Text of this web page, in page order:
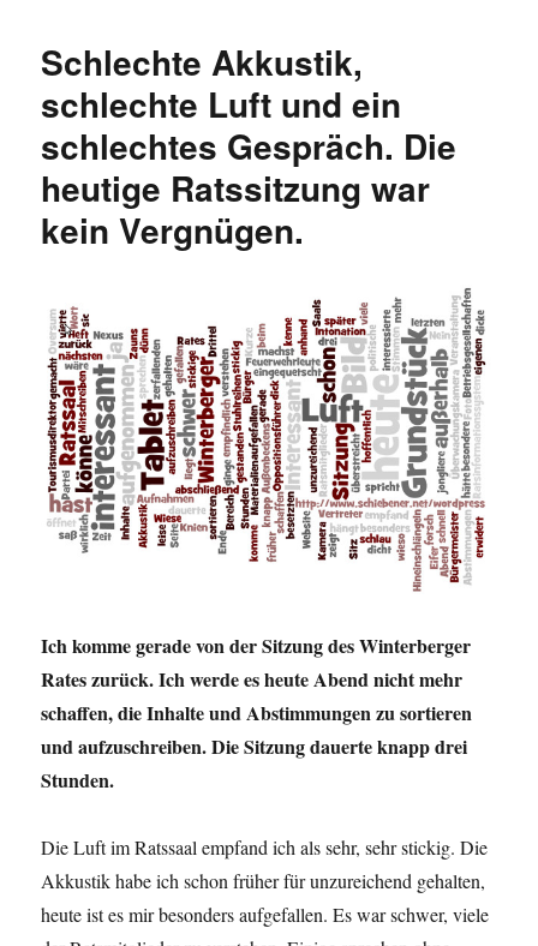
in
Winterberg/Hallenberg/Medebach:
Stellungnahme
der
SPD
Fraktion
Rat
Winterberg
Schlechte Akkustik,
schlechte Luft und ein
schlechtes Gespräch. Die
heutige Ratssitzung war
kein Vergnügen.
Ich komme gerade von der Sitzung des Winterberger
Rates zurück. Ich werde es heute Abend nicht mehr
schaffen, die Inhalte und Abstimmungen zu sortieren
und aufzuschreiben. Die Sitzung dauerte knapp drei
Stunden.
Die Luft im Ratssaal empfand ich als sehr, sehr stickig. Die
Akkustik habe ich schon früher für unzureichend gehalten,
heute ist es mir besonders aufgefallen. Es war schwer, viele